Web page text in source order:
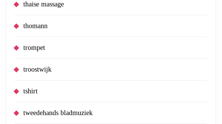
thaise massage
thomann
trompet
troostwijk
tshirt
tweedehands bladmuziek